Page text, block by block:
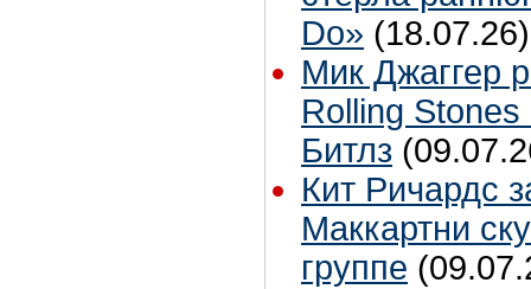
Do» (18.07.26)
Мик Джаггер
Rolling Stones
Битлз
Кит Ричардс
Маккартни
группе